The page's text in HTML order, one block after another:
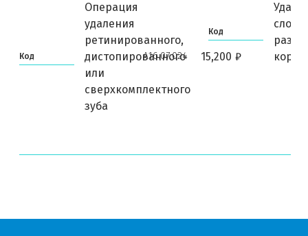
Код А16.07.024
Операция
удаления
ретинированного,
дистопированного
или
сверхкомплектного
зуба
15,200 ₽
Код